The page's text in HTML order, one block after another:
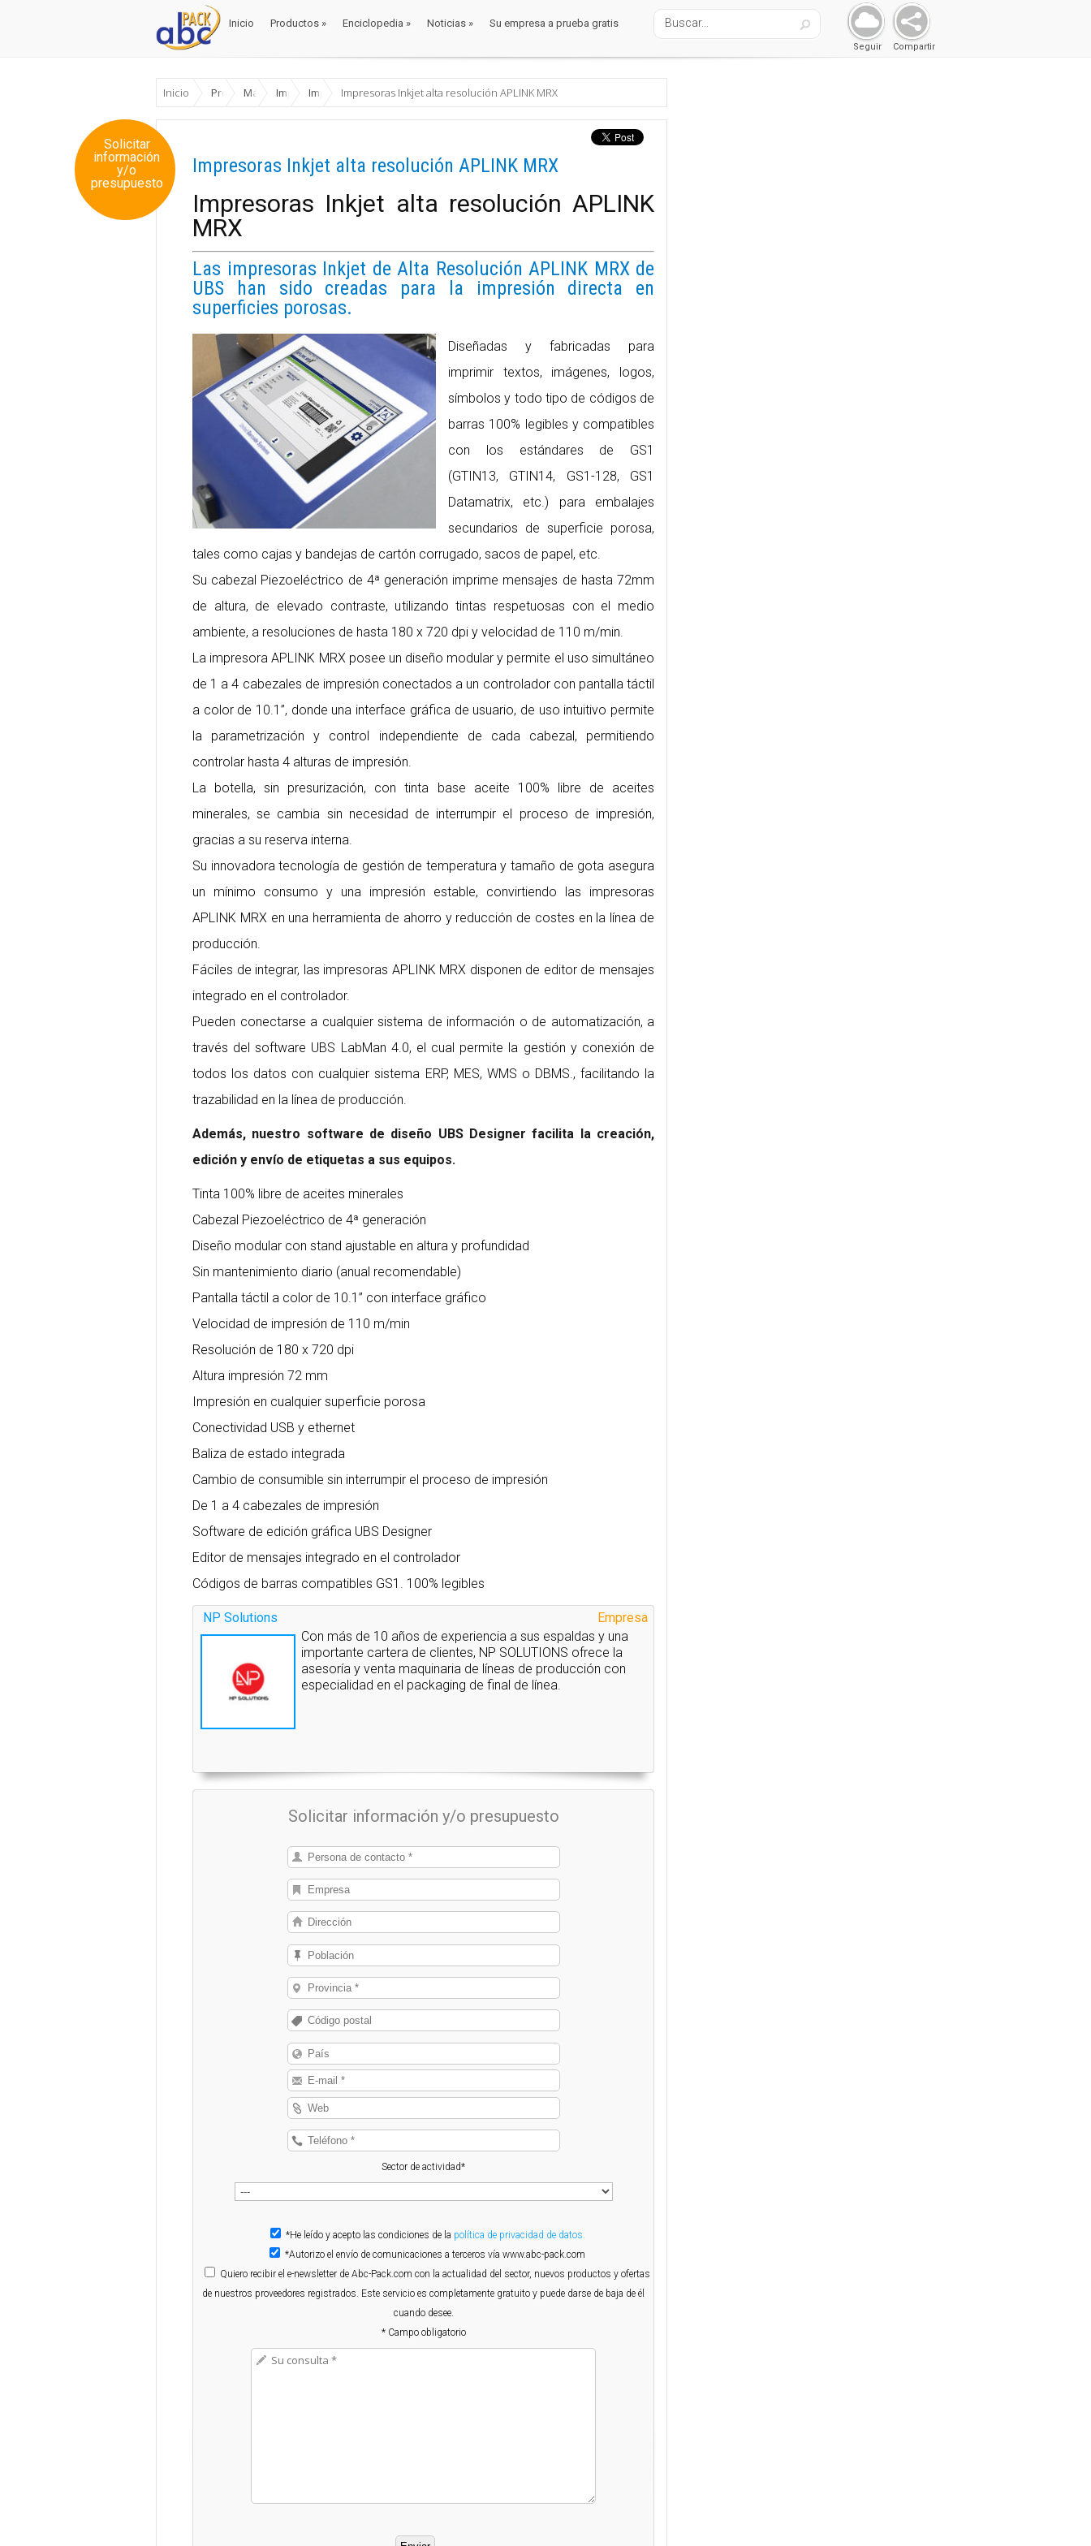
Inicio Productos » Enciclopedia » Noticias » Su empresa a prueba gratis
Compartir
Seguir
Inicio ProductosMáquinas Envase y Embalaje
Impresoras / Codificadores
ImpresorasImpresoras Inkjet alta resolución APLINK MRX
Solicitar
información
y/o
presupuesto
Impresoras Inkjet alta resolución APLINK MRX
Impresoras Inkjet alta resolución APLINK
MRX
Las impresoras Inkjet de Alta Resolución APLINK MRX de
UBS han sido creadas para la impresión directa en
superficies porosas.
Diseñadas y fabricadas para
imprimir textos, imágenes, logos,
símbolos y todo tipo de códigos de
barras 100% legibles y compatibles
con los estándares de GS1
(GTIN13, GTIN14, GS1-128, GS1
Datamatrix, etc.) para embalajes
secundarios de superficie porosa,
tales como cajas y bandejas de cartón corrugado, sacos de papel, etc.
Su cabezal Piezoeléctrico de 4ª generación imprime mensajes de hasta 72mm
de altura, de elevado contraste, utilizando tintas respetuosas con el medio
ambiente, a resoluciones de hasta 180 x 720 dpi y velocidad de 110 m/min.
La impresora APLINK MRX posee un diseño modular y permite el uso simultáneo
de 1 a 4 cabezales de impresión conectados a un controlador con pantalla táctil
a color de 10.1”, donde una interface gráfica de usuario, de uso intuitivo permite
la parametrización y control independiente de cada cabezal, permitiendo
controlar hasta 4 alturas de impresión.
La botella, sin presurización, con tinta base aceite 100% libre de aceites
minerales, se cambia sin necesidad de interrumpir el proceso de impresión,
gracias a su reserva interna.
Su innovadora tecnología de gestión de temperatura y tamaño de gota asegura
un mínimo consumo y una impresión estable, convirtiendo las impresoras
APLINK MRX en una herramienta de ahorro y reducción de costes en la línea de
producción.
Fáciles de integrar, las impresoras APLINK MRX disponen de editor de mensajes
integrado en el controlador.
Pueden conectarse a cualquier sistema de información o de automatización, a
través del software UBS LabMan 4.0, el cual permite la gestión y conexión de
todos los datos con cualquier sistema ERP, MES, WMS o DBMS., facilitando la
trazabilidad en la línea de producción.
Además, nuestro software de diseño UBS Designer facilita la creación,
edición y envío de etiquetas a sus equipos.
Tinta 100% libre de aceites minerales
Cabezal Piezoeléctrico de 4ª generación
Diseño modular con stand ajustable en altura y profundidad
Sin mantenimiento diario (anual recomendable)
Pantalla táctil a color de 10.1” con interface gráfico
Velocidad de impresión de 110 m/min
Resolución de 180 x 720 dpi
Altura impresión 72 mm
Impresión en cualquier superficie porosa
Conectividad USB y ethernet
Baliza de estado integrada
Cambio de consumible sin interrumpir el proceso de impresión
De 1 a 4 cabezales de impresión
Software de edición gráfica UBS Designer
Editor de mensajes integrado en el controlador
Códigos de barras compatibles GS1. 100% legibles
Empresa
NP Solutions
Con más de 10 años de experiencia a sus espaldas y una
importante cartera de clientes, NP SOLUTIONS ofrece la
asesoría y venta maquinaria de líneas de producción con
especialidad en el packaging de final de línea.
Solicitar información y/o presupuesto
Sector de actividad*
*He leído y acepto las condiciones de la política de privacidad de datos.
*Autorizo el envío de comunicaciones a terceros vía www.abc-pack.com
Quiero recibir el e-newsletter de Abc-Pack.com con la actualidad del sector, nuevos productos y ofertas
de nuestros proveedores registrados. Este servicio es completamente gratuito y puede darse de baja de él
cuando desee.
* Campo obligatorio